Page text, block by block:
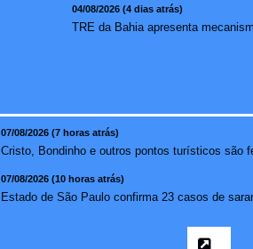
04/08/2026 (4 dias atrás)
07/08/2026 (7 horas atrás)
07/08/2026 (10 horas atrás)